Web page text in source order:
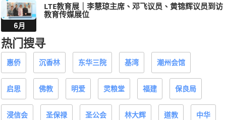
6月
LTE教育展｜李慧琼主席、邓飞议员、黄锦辉议员到访
教育传媒展位
热门搜寻
惠侨 沉香林 东华三院 基湾 潮州会馆
启思 佛教 明爱 灵粮堂 福建 保良局
浸信会 圣保禄 圣公会 林大辉 道教 中华